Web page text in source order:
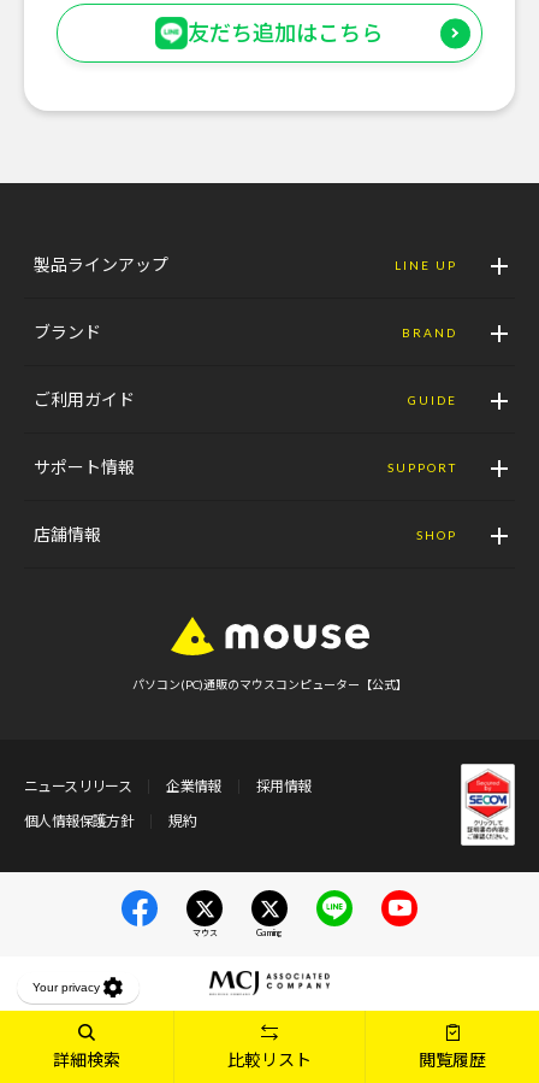
詳細検索 比較リスト 閲覧履歴
友だち追加はこちら
製品ラインアップ LINE UP
ブランド BRAND
ご利用ガイド GUIDE
サポート情報 SUPPORT
店舗情報 SHOP
パソコン(PC)通販のマウスコンピューター【公式】
ニュースリリース 企業情報
採用情報
個人情報保護方針
規約
マウス Gaming